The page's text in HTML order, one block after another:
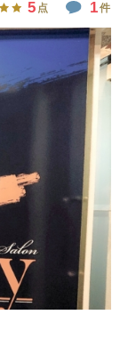
5 点 1件
埼玉県